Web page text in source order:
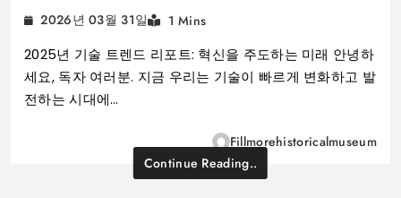
2026년 03월 31일 1 Mins
2025년 기술 트렌드 리포트: 혁신을 주도하는 미래 안녕하
세요, 독자 여러분. 지금 우리는 기술이 빠르게 변화하고 발
전하는 시대에…
Fillmorehistoricalmuseum
Continue Reading..